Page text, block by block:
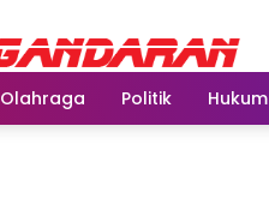
Olahraga Politik Hukum